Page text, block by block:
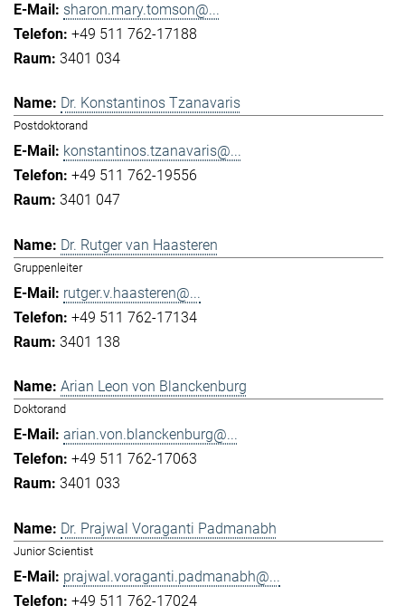
sharon.mary.tomson@...
+49 511 762-17188
3401 034
Dr. Konstantinos Tzanavaris
Postdoktorand
konstantinos.tzanavaris@...
+49 511 762-19556
3401 047
Dr. Rutger van Haasteren
Gruppenleiter
rutger.v.haasteren@...
+49 511 762-17134
3401 138
Arian Leon von Blanckenburg
Doktorand
arian.von.blanckenburg@...
+49 511 762-17063
3401 033
Dr. Prajwal Voraganti Padmanabh
Junior Scientist
prajwal.voraganti.padmanabh@...
+49 511 762-17024